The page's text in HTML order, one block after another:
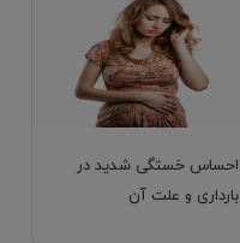
احساس خستگی شدید در
بارداری و علت آن